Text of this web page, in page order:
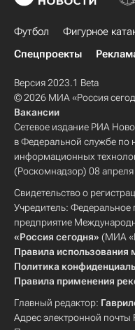
Футбол Фигурное
Спецпроекты
Версия 2023.1 Beta
© 2026 МИА «Россия
Вакансии
Сетевое издание РИА
в Федеральной службе по
информационных
(Роскомнадзор) 08 апреля
Свидетельство о
Учредитель: Федеральное
предприятие
«Россия сегодня» (МИА
Правила использования
Политика
Правила применения
Главный редактор:
Адрес электронной почты